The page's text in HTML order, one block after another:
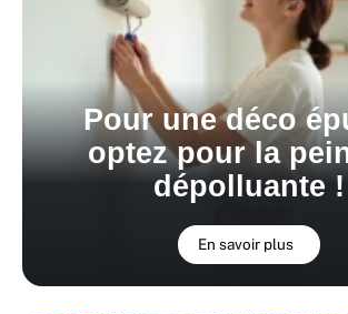
Pour une déco
optez pour la
dépolluante !
En savoir plus